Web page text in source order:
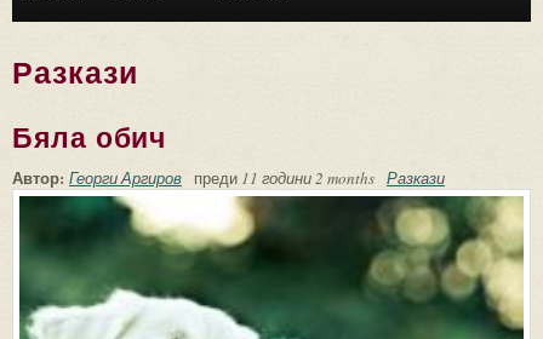
Разкази
Бяла обич
Автор: Георги Аргиров преди 11 години 2 months Разкази